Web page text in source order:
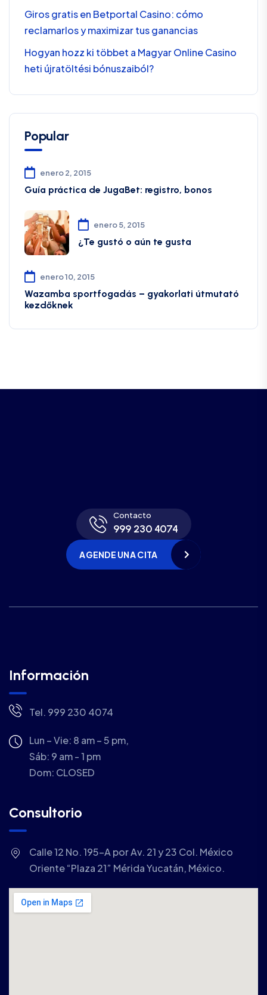
Giros gratis en Betportal Casino: cómo
reclamarlos y maximizar tus ganancias
Hogyan hozz ki többet a Magyar Online Casino
heti újratöltési bónuszaiból?
Popular
enero 2, 2015
Guía práctica de JugaBet: registro, bonos
enero 5, 2015
¿Te gustó o aún te gusta
enero 10, 2015
Wazamba sportfogadás – gyakorlati útmutató
kezdőknek
Contacto
999 230 4074
AGENDE UNA CITA
Información
Tel. 999 230 4074
Lun – Vie: 8 am – 5 pm,
Sáb: 9 am - 1 pm
Dom: CLOSED
Consultorio
Calle 12 No. 195-A por Av. 21 y 23 Col. México
Oriente “Plaza 21” Mérida Yucatán, México.